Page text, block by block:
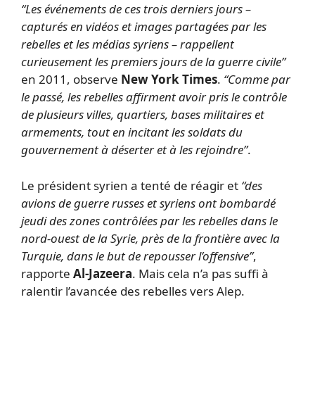
“Les événements de ces trois derniers jours –
capturés en vidéos et images partagées par les
rebelles et les médias syriens – rappellent
curieusement les premiers jours de la guerre civile”
en 2011, observe New York Times. “Comme par
le passé, les rebelles affirment avoir pris le contrôle
de plusieurs villes, quartiers, bases militaires et
armements, tout en incitant les soldats du
gouvernement à déserter et à les rejoindre”.
Le président syrien a tenté de réagir et “des
avions de guerre russes et syriens ont bombardé
jeudi des zones contrôlées par les rebelles dans le
nord-ouest de la Syrie, près de la frontière avec la
Turquie, dans le but de repousser l’offensive”,
rapporte Al-Jazeera. Mais cela n’a pas suffi à
ralentir l’avancée des rebelles vers Alep.